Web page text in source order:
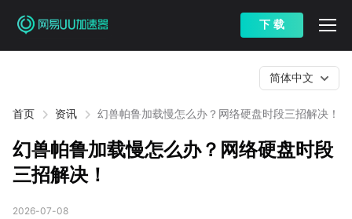
下 载
首页 资讯 幻兽帕鲁加载慢怎么办？网络硬盘时段三招解决！
简体中文
幻兽帕鲁加载慢怎么办？网络硬盘时段
三招解决！
2026-07-08